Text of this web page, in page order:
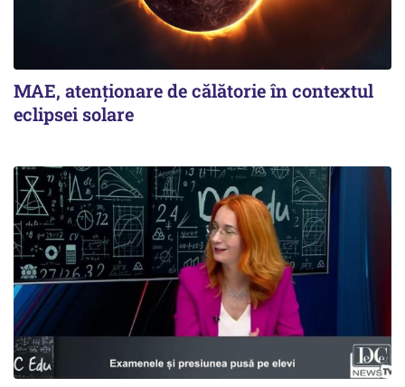
MAE, atenționare de călătorie în contextul
eclipsei solare